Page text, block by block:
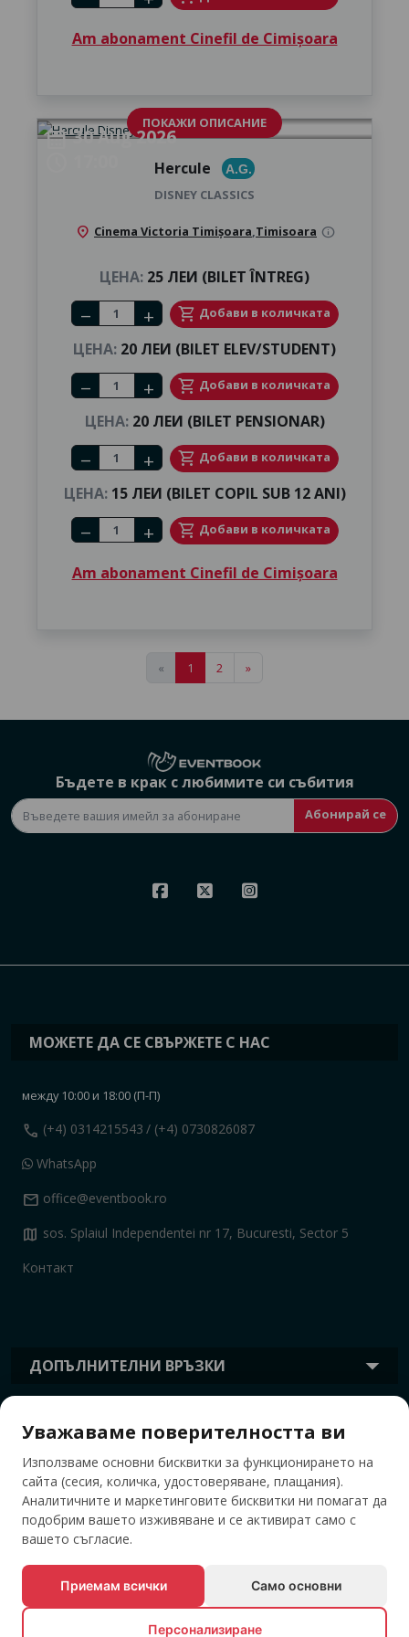
Am abonament Cinefil de Cimișoara
calendar_month30 Aug 2026
ПОКАЖИ ОПИСАНИЕ
Hercule A.G.
DISNEY CLASSICS
location_on Cinema Victoria Timișoara,Timisoara info
ЦЕНА: 25 ЛЕИ (BILET ÎNTREG)
Number of tickets
remove add shopping_cart Добави в количката
ЦЕНА: 20 ЛЕИ (BILET ELEV/STUDENT)
Number of tickets
remove add shopping_cart Добави в количката
ЦЕНА:20 ЛЕИ (BILET PENSIONAR)
Number of tickets
remove add shopping_cart Добави в количката
ЦЕНА:15 ЛЕИ (BILET COPIL SUB 12 ANI)
Number of tickets
remove add shopping_cart Добави в количката
Am abonament Cinefil de Cimișoara
« 1 2 »
Бъдете в крак с любимите си събития
Абонирай се
ДОПЪЛНИТЕЛНИ ВРЪЗКИ
ИНФОРМАЦИЯ
МОЖЕТЕ ДА СЕ СВЪРЖЕТЕ С НАС
между 10:00 и 18:00 (П-П)
call (+4) 0314215543 / (+4) 0730826087
WhatsApp
mail office@eventbook.ro
map sos. Splaiul Independentei nr 17, Bucuresti, Sector 5
Контакт
ТАГОВЕ
Уважаваме поверителността ви
Използваме основни бисквитки за функционирането на
сайта (сесия, количка, удостоверяване, плащания).
Аналитичните и маркетинговите бисквитки ни помагат да
подобрим вашето изживяване и се активират само с
вашето съгласие.
Приемам всички Само основни
Персонализиране